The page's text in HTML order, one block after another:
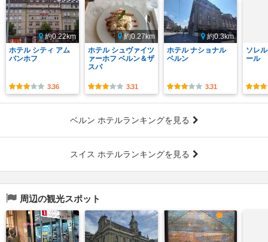
約0.22km
ホテル シティ アム
バンホフ
3.36
約0.27km
ホテル シュヴァイツ
ァーホフ ベルン＆ザ
スパ
3.31
約0.3km
ホテル ナショナル
ベルン
3.31
ソレ
ール
ベルン ホテルランキングを見る
スイス ホテルランキングを見る
周辺の観光スポット